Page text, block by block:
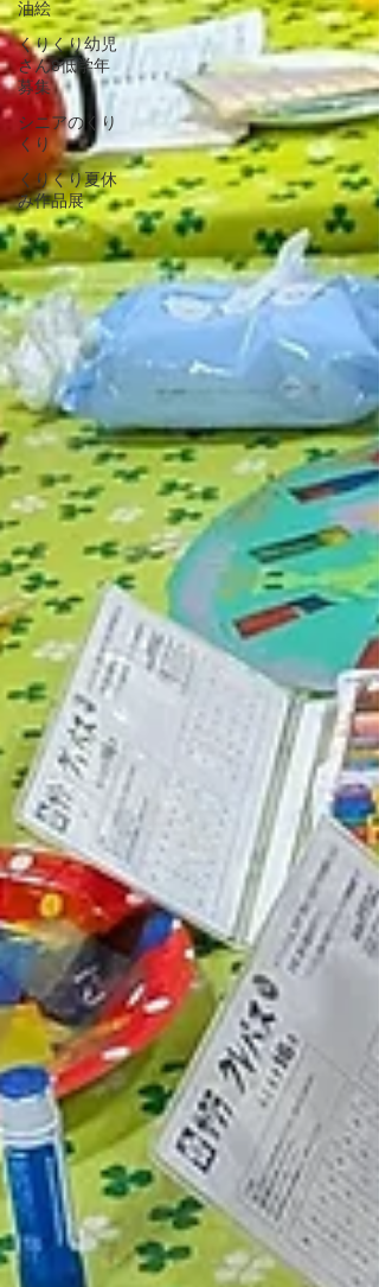
油絵
くりくり幼児
さん&低学年
募集
シニアのくり
くり
くりくり夏休
み作品展